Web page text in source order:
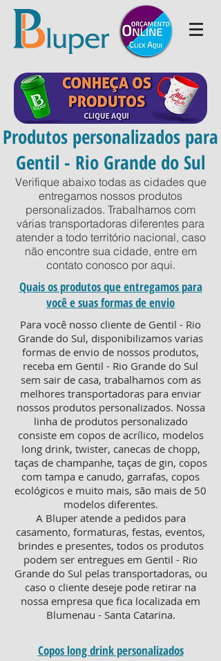
Produtos personalizados para
Gentil - Rio Grande do Sul
Verifique abaixo todas as cidades que
entregamos nossos produtos
personalizados. Trabalhamos com
várias transportadoras diferentes para
atender a todo território nacional, caso
não encontre sua cidade, entre em
contato conosco por aqui.
Para você nosso cliente de Gentil - Rio
Grande do Sul, disponibilizamos varias
formas de envio de nossos produtos,
receba em Gentil - Rio Grande do Sul
sem sair de casa, trabalhamos com as
melhores transportadoras para enviar
nossos produtos personalizados. Nossa
linha de produtos personalizado
consiste em copos de acrílico, modelos
long drink, twister, canecas de chopp,
taças de champanhe, taças de gin, copos
com tampa e canudo, garrafas, copos
ecológicos e muito mais, são mais de 50
modelos diferentes.
A Bluper atende a pedidos para
casamento, formaturas, festas, eventos,
brindes e presentes, todos os produtos
podem ser entregues em Gentil - Rio
Grande do Sul pelas transportadoras, ou
caso o cliente deseje pode retirar na
nossa empresa que fica localizada em
Blumenau - Santa Catarina.
Quais os produtos que entregamos para
você e suas formas de envio
Copos long drink personalizados